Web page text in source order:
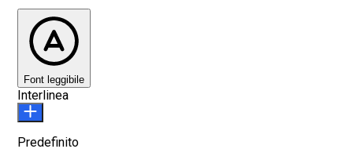
Font leggibile
Interlinea
Predefinito